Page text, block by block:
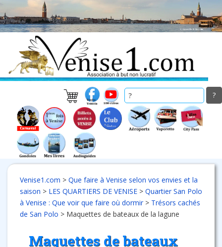
to
main
Venise1.com > Que faire à Venise selon vos envies et la
saison > LES QUARTIERS DE VENISE > Quartier San Polo
à Venise : Que voir que faire où dormir> Trésors cachés
de San Polo > Maquettes de bateaux de la lagune
Maquettes de bateaux